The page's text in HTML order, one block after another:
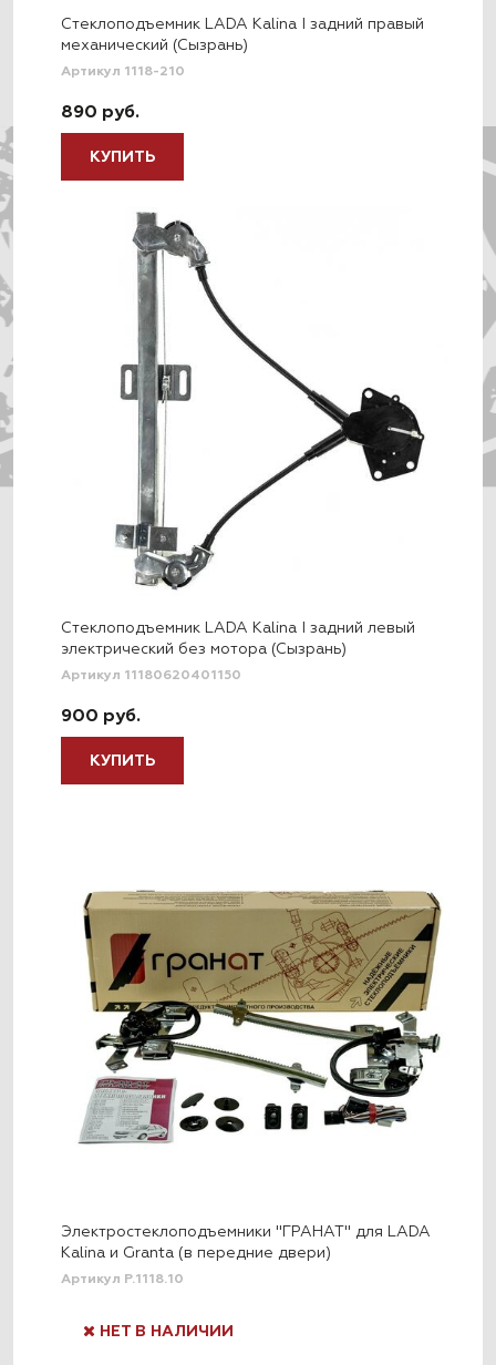
Стеклоподъемник LADA Kalina I задний правый
механический (Сызрань)
Артикул 1118-210
890 руб.
КУПИТЬ
Стеклоподъемник LADA Kalina I задний левый
электрический без мотора (Сызрань)
Артикул 11180620401150
900 руб.
КУПИТЬ
Электростеклоподъемники "ГРАНАТ" для LADA
Kalina и Granta (в передние двери)
Артикул P.1118.10
НЕТ В НАЛИЧИИ